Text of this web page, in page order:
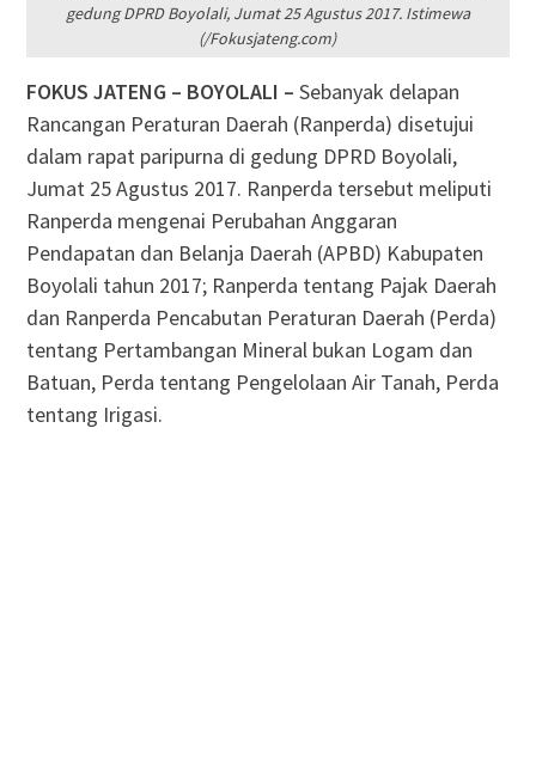
gedung DPRD Boyolali, Jumat 25 Agustus 2017. Istimewa
(/Fokusjateng.com)
FOKUS JATENG – BOYOLALI – Sebanyak delapan
Rancangan Peraturan Daerah (Ranperda) disetujui
dalam rapat paripurna di gedung DPRD Boyolali,
Jumat 25 Agustus 2017. Ranperda tersebut meliputi
Ranperda mengenai Perubahan Anggaran
Pendapatan dan Belanja Daerah (APBD) Kabupaten
Boyolali tahun 2017; Ranperda tentang Pajak Daerah
dan Ranperda Pencabutan Peraturan Daerah (Perda)
tentang Pertambangan Mineral bukan Logam dan
Batuan, Perda tentang Pengelolaan Air Tanah, Perda
tentang Irigasi.